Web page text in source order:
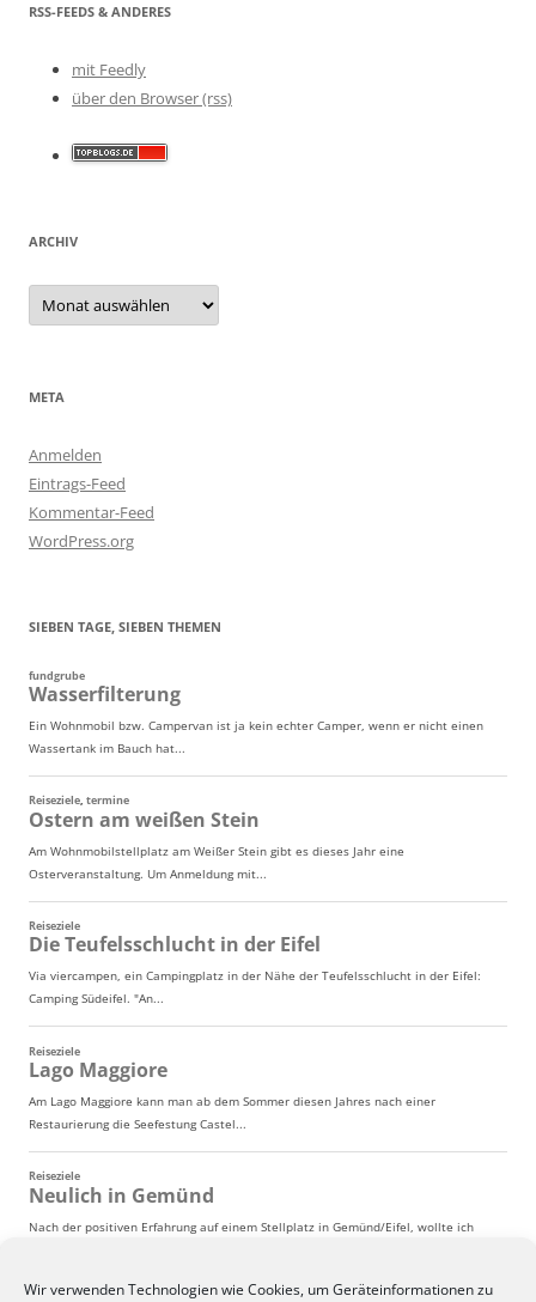
Wir verwenden Technologien wie Cookies, um Geräteinformationen zu
RSS-FEEDS & ANDERES
mit Feedly
über den Browser (rss)
ARCHIV
Archiv
META
Anmelden
Eintrags-Feed
Kommentar-Feed
WordPress.org
SIEBEN TAGE, SIEBEN THEMEN